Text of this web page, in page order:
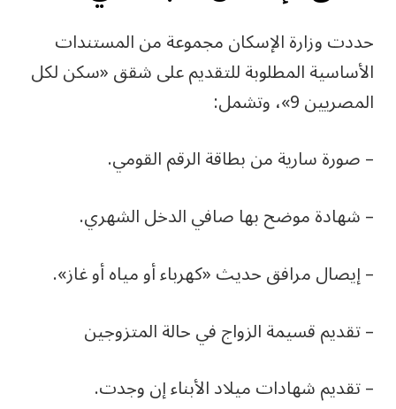
حددت وزارة الإسكان مجموعة من المستندات
الأساسية المطلوبة للتقديم على شقق «سكن لكل
المصريين 9»، وتشمل:
– صورة سارية من بطاقة الرقم القومي.
– شهادة موضح بها صافي الدخل الشهري.
– إيصال مرافق حديث «كهرباء أو مياه أو غاز».
– تقديم قسيمة الزواج في حالة المتزوجين
– تقديم شهادات ميلاد الأبناء إن وجدت.